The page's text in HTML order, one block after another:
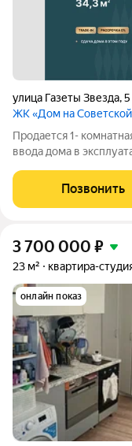
улица Газеты Звезда,5
ЖК «Дом на
Продается 1-
ввода дома в эксплуатацию
Сдача дома в этом
городской жизни! Рядом
Позвонить
3 700 000 ₽
23 м² квартира-
онлайн показ